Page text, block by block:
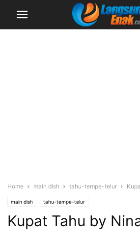
Home main dish tahu-tempe-telur
main dish tahu-tempe-telur
Kupat Tahu by